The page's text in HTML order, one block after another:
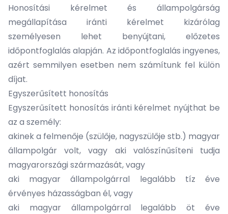
Honosítási kérelmet és állampolgárság
megállapítása iránti kérelmet kizárólag
személyesen lehet benyújtani, előzetes
időpontfoglalás alapján. Az időpontfoglalás ingyenes,
azért semmilyen esetben nem számítunk fel külön
díjat.
Egyszerűsített honosítás
Egyszerűsített honosítás iránti kérelmet nyújthat be
az a személy:
akinek a felmenője (szülője, nagyszülője stb.) magyar
állampolgár volt, vagy aki valószínűsíteni tudja
magyarországi származását, vagy
aki magyar állampolgárral legalább tíz éve
érvényes házasságban él, vagy
aki magyar állampolgárral legalább öt éve